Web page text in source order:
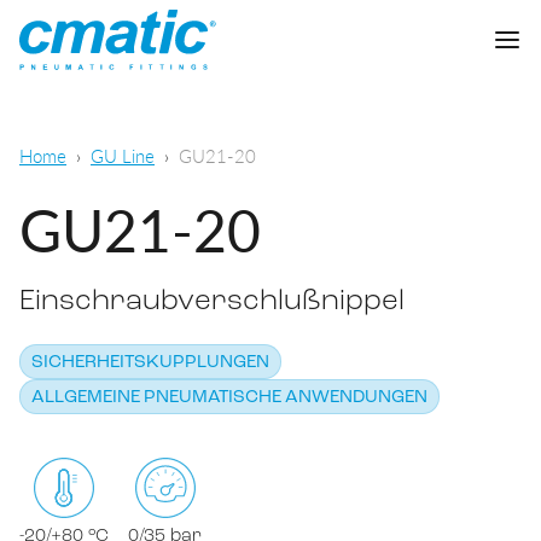
Schnellverschraubungen
Standardverschraubungen
Allgemeine pneumatische Anwendungen
Lebensmittel- und chemisch-
pharmazeutischer Sektor
Cmatic Lab
Qualität
Vertriebsnetz
KATALOG DOWNLOADEN
Home GU Line GU21-20
GU21-20
Einschraubverschlußnippel
SICHERHEITSKUPPLUNGEN
ALLGEMEINE PNEUMATISCHE ANWENDUNGEN
-20/+80 °C 0/35 bar